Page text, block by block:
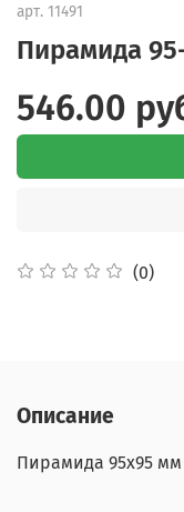
арт. 11491
Пирамида
(0)
546.00
Описание
Пирамида 95х95